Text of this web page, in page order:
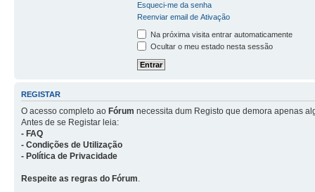
Esqueci-me da senha
Reenviar email de Ativação
Na próxima visita entrar automaticamente
Ocultar o meu estado nesta sessão
REGISTAR
O acesso completo ao Fórum necessita dum Registo que demora apenas
Antes de se Registar leia:
- FAQ
- Condições de Utilização
- Política de Privacidade
Respeite as regras do Fórum